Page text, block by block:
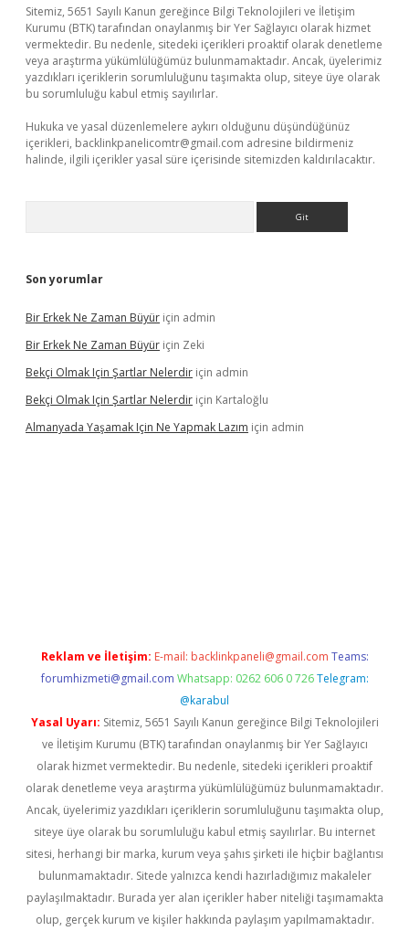
Sitemiz, 5651 Sayılı Kanun gereğince Bilgi Teknolojileri ve İletişim
Kurumu (BTK) tarafından onaylanmış bir Yer Sağlayıcı olarak hizmet
vermektedir. Bu nedenle, sitedeki içerikleri proaktif olarak denetleme
veya araştırma yükümlülüğümüz bulunmamaktadır. Ancak, üyelerimiz
yazdıkları içeriklerin sorumluluğunu taşımakta olup, siteye üye olarak
bu sorumluluğu kabul etmiş sayılırlar.
Hukuka ve yasal düzenlemelere aykırı olduğunu düşündüğünüz
içerikleri, backlinkpanelicomtr@gmail.com adresine bildirmeniz
halinde, ilgili içerikler yasal süre içerisinde sitemizden kaldırılacaktır.
Son yorumlar
Bir Erkek Ne Zaman Büyür için admin
Bir Erkek Ne Zaman Büyür için Zeki
Bekçi Olmak Için Şartlar Nelerdir için admin
Bekçi Olmak Için Şartlar Nelerdir için Kartaloğlu
Almanyada Yaşamak Için Ne Yapmak Lazım için admin
Reklam ve İletişim: E-mail: backlinkpaneli@gmail.com Teams:
forumhizmeti@gmail.com Whatsapp: 0262 606 0 726 Telegram:
@karabul
Yasal Uyarı: Sitemiz, 5651 Sayılı Kanun gereğince Bilgi Teknolojileri
ve İletişim Kurumu (BTK) tarafından onaylanmış bir Yer Sağlayıcı
olarak hizmet vermektedir. Bu nedenle, sitedeki içerikleri proaktif
olarak denetleme veya araştırma yükümlülüğümüz bulunmamaktadır.
Ancak, üyelerimiz yazdıkları içeriklerin sorumluluğunu taşımakta olup,
siteye üye olarak bu sorumluluğu kabul etmiş sayılırlar. Bu internet
sitesi, herhangi bir marka, kurum veya şahıs şirketi ile hiçbir bağlantısı
bulunmamaktadır. Sitede yalnızca kendi hazırladığımız makaleler
paylaşılmaktadır. Burada yer alan içerikler haber niteliği taşımamakta
olup, gerçek kurum ve kişiler hakkında paylaşım yapılmamaktadır.